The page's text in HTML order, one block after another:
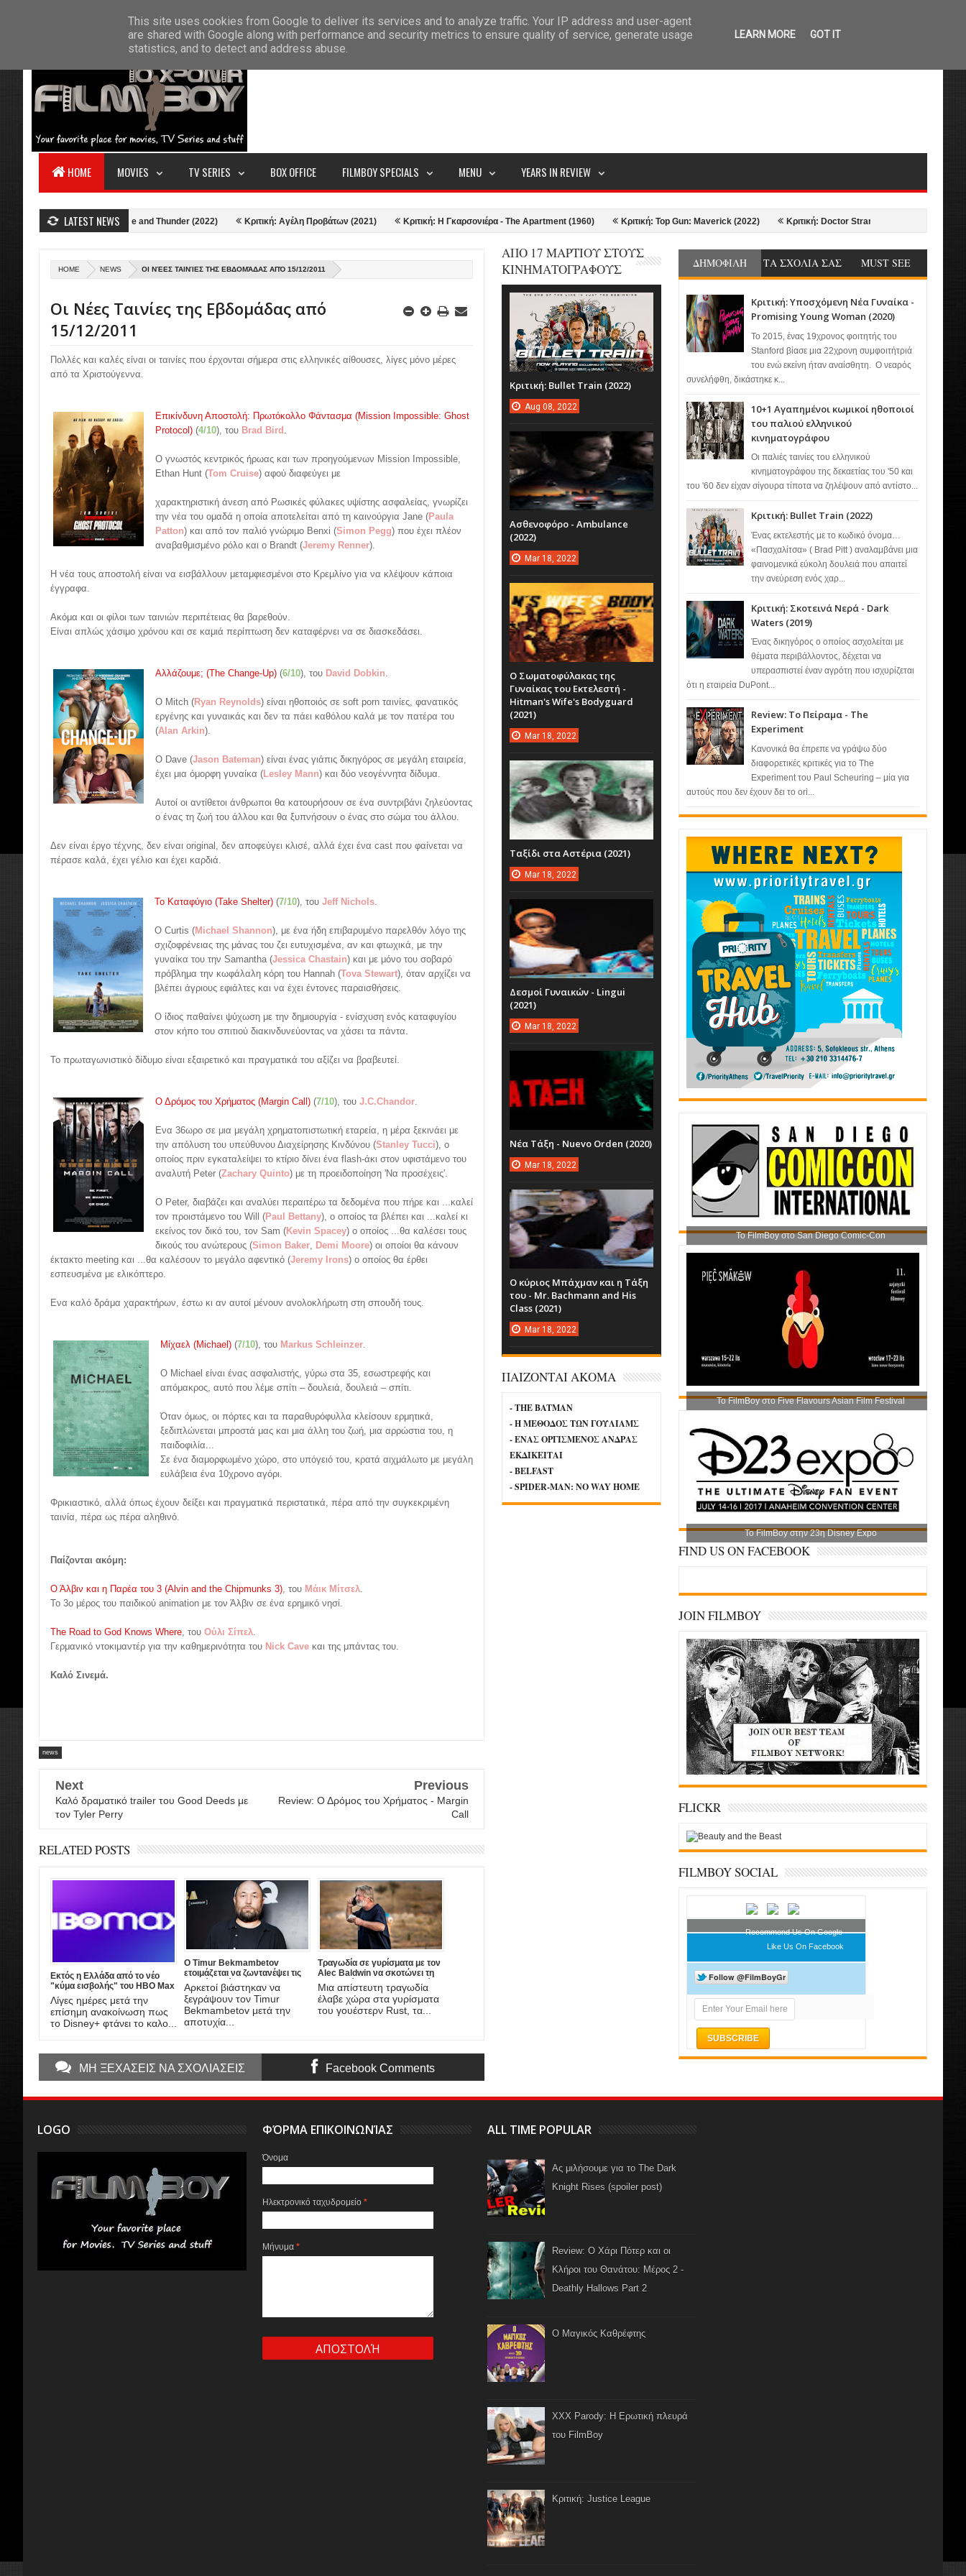
HOME ABOUT US CONTACT SITEMAP
HOME MOVIES TV SERIES BOX OFFICE FILMBOY SPECIALS MENU YEARS IN REVIEW
LATEST NEWS
Κριτική: Thor: Love and Thunder (2022) Κριτική: Αγέλη Προβάτων (2021) Κριτική: Η Γκαρσονιέρα - The Apartment (1960) Κριτική: Top Gun: Maverick (2022) Κριτική: Doctor Strange in the Multiverse of
HOME NEWS ΟΙ ΝΈΕΣ ΤΑΙΝΊΕΣ ΤΗΣ ΕΒΔΟΜΆΔΑΣ ΑΠΌ 15/12/2011
Οι Νέες Ταινίες της Εβδομάδας από
15/12/2011
Πολλές και καλές είναι οι ταινίες που έρχονται σήμερα στις ελληνικές αίθουσες, λίγες μόνο μέρες
από τα Χριστούγεννα.
Επικίνδυνη Αποστολή: Πρωτόκολλο Φάντασμα (Mission Impossible: Ghost
Protocol) (4/10), του Brad Bird .
Ο γνωστός κεντρικός ήρωας και των προηγούμενων Μission Ιmpossible,
Ethan Hunt (Tom Cruise) αφού διαφεύγει με
χαρακτηριστική άνεση από Ρωσικές φύλακες υψίστης ασφαλείας, γνωρίζει
την νέα του oμαδά η οποία αποτελείται από τη καινούργια Jane (Paula
Patton) και από τον παλιό γνώριμο Benxi (Simon Pegg) που έχει πλέον
αναβαθμισμένο ρόλο και ο Brandt (Jeremy Renner).
H νέα τους αποστολή είναι να εισβάλλουν μεταμφιεσμένοι στο Κρεμλίνο για να κλέψουν κάποια
έγγραφα.
Ακόμα και οι φίλοι των ταινιών περιπέτειας θα βαρεθούν.
Είναι απλώς χάσιμο χρόνου και σε καμιά περίπτωση δεν καταφέρνει να σε διασκεδάσει.
Αλλάζουμε; (The Change-Up) (6/10), του David Dobkin.
Ο Mitch (Ryan Reynolds) είναι ηθοποιός σε soft porn ταινίες, φανατικός
εργένης και γυναικάς και δεν τα πάει καθόλου καλά με τον πατέρα του
(Alan Arkin).
Ο Dave (Jason Bateman) είναι ένας γιάπις δικηγόρος σε μεγάλη εταιρεία,
έχει μια όμορφη γυναίκα (Lesley Mann) και δύο νεογέννητα δίδυμα.
Αυτοί οι αντίθετοι άνθρωποι θα κατουρήσουν σε ένα συντριβάνι ζηλεύοντας
ο ένας τη ζωή του άλλου και θα ξυπνήσουν ο ένας στο σώμα του άλλου.
Δεν είναι έργο τέχνης, δεν είναι original, δεν αποφεύγει κλισέ, αλλά έχει ένα cast που φαίνεται να
πέρασε καλά, έχει γέλιο και έχει καρδιά.
Το Καταφύγιο (Take Shelter) (7/10), του Jeff Nichols.
Ο Curtis (Michael Shannon), με ένα ήδη επιβαρυμένο παρελθόν λόγο της
σχιζοφρένειας της μάνας του ζει ευτυχισμένα, αν και φτωχικά, με την
γυναίκα του την Samantha (Jessica Chastain) και με μόνο του σοβαρό
πρόβλημα την κωφάλαλη κόρη του Hannah (Tova Stewart), όταν αρχίζει να
βλέπει άγριους εφιάλτες και να έχει έντονες παραισθήσεις.
Ο ίδιος παθαίνει ψύχωση με την δημιουργία - ενίσχυση ενός καταφυγίου
στον κήπο του σπιτιού διακινδυνεύοντας να χάσει τα πάντα.
Το πρωταγωνιστικό δίδυμο είναι εξαιρετικό και πραγματικά του αξίζει να βραβευτεί.
Ο Δρόμος του Χρήματος (Margin Call) (7/10), του J.C.Chandor.
Eνα 36ωρο σε μια μεγάλη χρηματοπιστωτική εταρεία, η μέρα ξεκινάει με
την απόλυση του υπεύθυνου Διαχείρησης Κινδύνου (Stanley Tucci), ο
οποίος πριν εγκαταλείψει το κτίριο δίνει ένα flash-άκι στον υφιστάμενο του
αναλυτή Peter (Zachary Quinto) με τη προειδοποίηση 'Να προσέχεις'.
Ο Peter, διαβάζει και αναλύει περαιτέρω τα δεδομένα που πήρε και ...καλεί
τον προιστάμενο του Will (Paul Bettany), ο οποίος τα βλέπει και ...καλεί κι
εκείνος τον δικό του, τον Sam (Kevin Spacey) ο οποίος ...θα καλέσει τους
δικούς του ανώτερους (Simon Baker, Demi Moore) οι οποίοι θα κάνουν
έκτακτο meeting και ...θα καλέσουν το μεγάλο αφεντικό (Jeremy Irons) ο οποίος θα έρθει
εσπευσμένα με ελικόπτερο.
Ενα καλό δράμα χαρακτήρων, έστω κι αν αυτοί μένουν ανολοκλήρωτη στη σπουδή τους.
Μίχαελ (Michael) (7/10), του Markus Schleinzer.
Ο Michael είναι ένας ασφαλιστής, γύρω στα 35, εσωστρεφής και
απόμακρος, αυτό που λέμε σπίτι – δουλειά, δουλειά – σπίτι.
Όταν όμως, οι πόρτες και τα παραθυρόφυλλα κλείσουν ερμητικά,
ξεδιπλώνεται μπροστά μας και μια άλλη του ζωή, μια αρρώστια του, η
παιδοφιλία...
Σε ένα διαμορφωμένο χώρο, στο υπόγειό του, κρατά αιχμάλωτο με μεγάλη
ευλάβεια ένα 10χρονο αγόρι.
Φρικιαστικό, αλλά όπως έχουν δείξει και πραγματικά περιστατικά, πέρα από την συγκεκριμένη
ταινία, πέρα ως πέρα αληθινό.
Παίζονται ακόμη:
Ο Άλβιν και η Παρέα του 3 (Alvin and the Chipmunks 3), του Μάικ Μίτσελ.
Το 3ο μέρος του παιδικού animation με τον Άλβιν σε ένα ερημικό νησί.
The Road to God Knows Where, του Ούλι Σίπελ.
Γερμανικό ντοκιμαντέρ για την καθημερινότητα του Nick Cave και της μπάντας του.
Καλό Σινεμά.
news
Next
Καλό δραματικό trailer του Good Deeds με
τον Tyler Perry
Previous
Review: Ο Δρόμος του Χρήματος - Margin
Call
RELATED POSTS
Εκτός η Ελλάδα από το νέο
"κύμα εισβολής" του HBO Max
στην Ευρώπη
Λίγες ημέρες μετά την
επίσημη ανακοίνωση πως
το Disney+ φτάνει το καλο...
Ο Timur Bekmambetov
ετοιμάζεται να ζωντανέψει τις
ιστορίες τρόμου του Stan Lee!
Αρκετοί βιάστηκαν να
ξεγράψουν τον Timur
Bekmambetov μετά την
αποτυχία...
Τραγωδία σε γυρίσματα με τον
Alec Baldwin να σκοτώνει τη
φωτογράφο και να τραυματίζει
σοβαρά το σκηνοθέτη της νέας
του ταινίας!
Μια απίστευτη τραγωδία
έλαβε χώρα στα γυρίσματα
του γουέστερν Rust, τα...
ΜΗ ΞΕΧΑΣΕΙΣ ΝΑ ΣΧΟΛΙΑΣΕΙΣ Facebook Comments
ΔΗΜΟΦΙΛΗ ΤΑ ΣΧΟΛΙΑ ΣΑΣ MUST SEE
Κριτική: Υποσχόμενη Νέα Γυναίκα -
Promising Young Woman (2020)
Το 2015, ένας 19χρονος φοιτητής του
Stanford βίασε μια 22χρονη συμφοιτήτριά
του ενώ εκείνη ήταν αναίσθητη. Ο νεαρός
συνελήφθη, δικάστηκε κ...
10+1 Αγαπημένοι κωμικοί ηθοποιοί
του παλιού ελληνικού
κινηματογράφου
Οι παλιές ταινίες του ελληνικού
κινηματογράφου της δεκαετίας του '50 και
του '60 δεν είχαν σίγουρα τίποτα να ζηλέψουν από αντίστο...
Κριτική: Bullet Train (2022)
Ένας εκτελεστής με το κωδικό όνομα…
«Πασχαλίτσα» ( Brad Pitt ) αναλαμβάνει μια
φαινομενικά εύκολη δουλειά που απαιτεί
την ανεύρεση ενός χαρ...
Κριτική: Σκοτεινά Νερά - Dark
Waters (2019)
Ένας δικηγόρος ο οποίος ασχολείται με
θέματα περιβάλλοντος, δέχεται να
υπερασπιστεί έναν αγρότη που ισχυρίζεται
ότι η εταιρεία DuPont...
Review: Το Πείραμα - The
Experiment
Κανονικά θα έπρεπε να γράψω δύο
διαφορετικές κριτικές για το The
Experiment του Paul Scheuring – μία για
αυτούς που δεν έχουν δει το ori...
Το FilmBoy στο San Diego Comic-Con
Το FilmBoy στο Five Flavours Asian Film Festival
Το FilmBoy στην 23η Disney Expo
FIND US ON FACEBOOK
JOIN FILMBOY
FLICKR
FILMBOY SOCIAL
Recommend Us On Google
Like Us On Facebook
ΑΠΟ 17 ΜΑΡΤΙΟΥ ΣΤΟΥΣ
ΚΙΝΗΜΑΤΟΓΡΑΦΟΥΣ
Κριτική: Bullet Train (2022)
Aug 08, 2022
Ασθενοφόρο - Ambulance
(2022)
Mar 18, 2022
Ο Σωματοφύλακας της
Γυναίκας του Εκτελεστή -
Hitman's Wife's Bodyguard
(2021)
Mar 18, 2022
Ταξίδι στα Αστέρια (2021)
Mar 18, 2022
Δεσμοί Γυναικών - Lingui
(2021)
Mar 18, 2022
Νέα Τάξη - Nuevo Orden (2020)
Mar 18, 2022
Ο κύριος Μπάχμαν και η Τάξη
του - Mr. Bachmann and His
Class (2021)
Mar 18, 2022
ΠΑΙΖΟΝΤΑΙ ΑΚΟΜΑ
- THE BATMAN
- Η ΜΕΘΟΔΟΣ ΤΩΝ ΓΟΥΛΙΑΜΣ
- ΕΝΑΣ ΟΡΓΙΣΜΕΝΟΣ ΑΝΔΡΑΣ
ΕΚΔΙΚΕΙΤΑΙ
- BELFAST
- SPIDER-MAN: NO WAY HOME
LOGO ΦΌΡΜΑ ΕΠΙΚΟΙΝΩΝΊΑΣ
Όνομα
Ηλεκτρονικό ταχυδρομείο*
Μήνυμα*
ALL TIME POPULAR
Ας μιλήσουμε για το The Dark
Knight Rises (spoiler post)
Review: Ο Χάρι Πότερ και οι
Κλήροι του Θανάτου: Μέρος 2 -
Deathly Hallows Part 2
Ο Μαγικός Καθρέφτης
XXX Parody: Η Ερωτική πλευρά
του FilmBoy
Κριτική: Justice League
This site uses cookies from Google to deliver its services and to analyze traffic. Your IP address and user-agent
are shared with Google along with performance and security metrics to ensure quality of service, generate usage
statistics, and to detect and address abuse.
LEARN MORE GOT IT